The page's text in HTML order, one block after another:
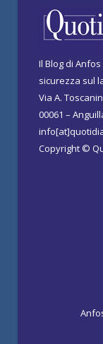
Il Blog di
sicurezza sul
Via A.
00061 –
Copyright ©